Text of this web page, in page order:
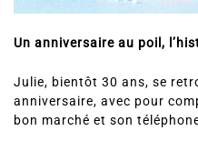
Un anniversaire au poil,
Julie, bientôt 30 ans, se
anniversaire, avec pour
bon marché et son